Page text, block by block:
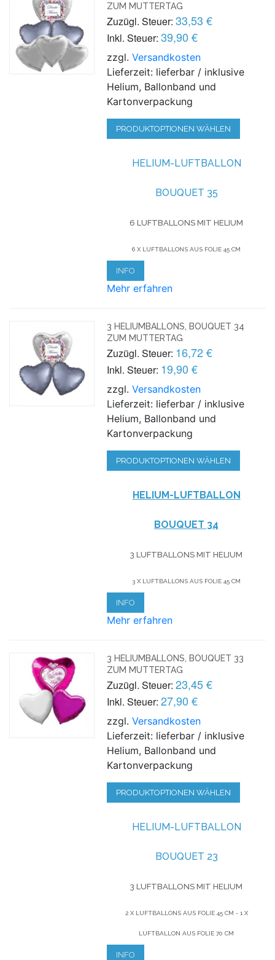
ZUM MUTTERTAG
Zuzügl. Steuer: 33,53 €
Inkl. Steuer: 39,90 €
zzgl.Versandkosten
Lieferzeit: lieferbar / inklusive
Helium, Ballonband und
Kartonverpackung
PRODUKTOPTIONEN WÄHLEN
HELIUM-LUFTBALLON
BOUQUET 35
6 LUFTBALLONS MIT HELIUM
6 X LUFTBALLONS AUS FOLIE 45 CM
INFO
Mehr erfahren
3 HELIUMBALLONS, BOUQUET 34
ZUM MUTTERTAG
Zuzügl. Steuer: 16,72 €
Inkl. Steuer: 19,90 €
zzgl.Versandkosten
Lieferzeit: lieferbar / inklusive
Helium, Ballonband und
Kartonverpackung
PRODUKTOPTIONEN WÄHLEN
HELIUM-LUFTBALLON
BOUQUET 34
3 LUFTBALLONS MIT HELIUM
3 X LUFTBALLONS AUS FOLIE 45 CM
INFO
Mehr erfahren
3 HELIUMBALLONS, BOUQUET 33
ZUM MUTTERTAG
Zuzügl. Steuer: 23,45 €
Inkl. Steuer: 27,90 €
zzgl.Versandkosten
Lieferzeit: lieferbar / inklusive
Helium, Ballonband und
Kartonverpackung
PRODUKTOPTIONEN WÄHLEN
HELIUM-LUFTBALLON
BOUQUET 23
3 LUFTBALLONS MIT HELIUM
2 X LUFTBALLONS AUS FOLIE 45 CM - 1 X
LUFTBALLON AUS FOLIE 70 CM
INFO